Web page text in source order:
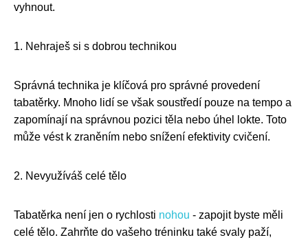
vyhnout.
1. Nehraješ si s dobrou technikou
Správná technika je klíčová pro správné provedení
tabatěrky. Mnoho lidí se však soustředí pouze na tempo a
zapomínají na správnou pozici těla nebo úhel lokte. Toto
může vést k zraněním nebo snížení efektivity cvičení.
2. Nevyužíváš celé tělo
Tabatěrka není jen o rychlosti nohou - zapojit byste měli
celé tělo. Zahrňte do vašeho tréninku také svaly paží,